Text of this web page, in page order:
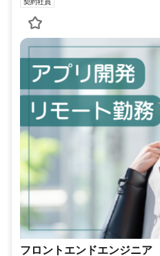
契約社員
フロントエンドエンジニア